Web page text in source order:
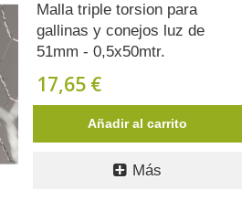
Malla triple torsion para
gallinas y conejos luz de
51mm - 0,5x50mtr.
17,65 €
Añadir al carrito
Más